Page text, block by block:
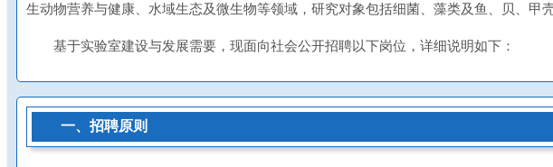
生动物营养与健康、水域生态及微生物等领域，研究对象包括细菌、藻类及鱼、贝、甲
基于实验室建设与发展需要，现面向社会公开招聘以下岗位，详细说明如下：
一、招聘原则